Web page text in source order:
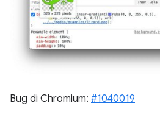
Bug di Chromium: #1040019